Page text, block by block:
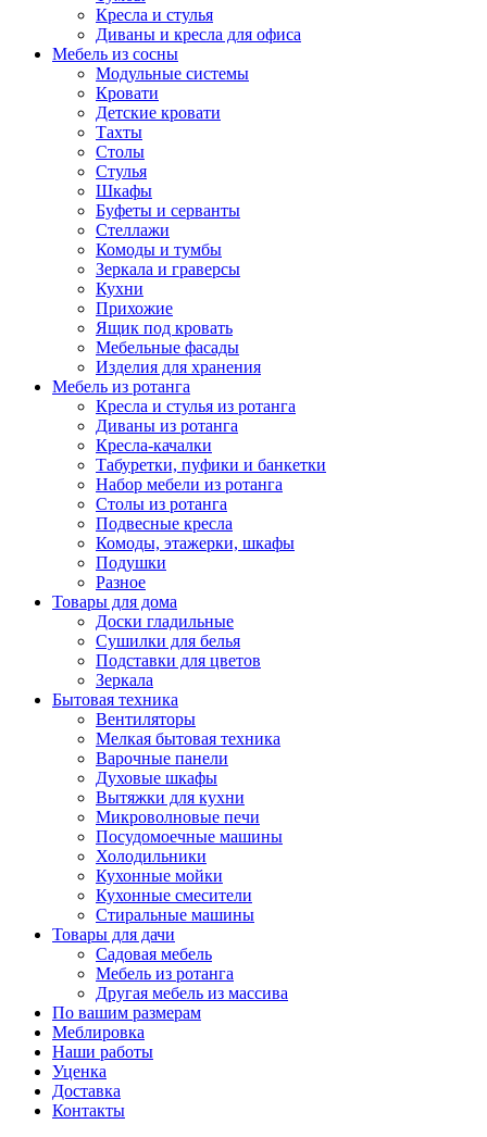
Кресла и стулья
Диваны и кресла для офиса
Мебель из сосны
Модульные системы
Кровати
Детские кровати
Тахты
Столы
Стулья
Шкафы
Буфеты и серванты
Стеллажи
Комоды и тумбы
Зеркала и граверсы
Кухни
Прихожие
Ящик под кровать
Мебельные фасады
Изделия для хранения
Мебель из ротанга
Кресла и стулья из ротанга
Диваны из ротанга
Кресла-качалки
Табуретки, пуфики и банкетки
Набор мебели из ротанга
Столы из ротанга
Подвесные кресла
Комоды, этажерки, шкафы
Подушки
Разное
Товары для дома
Доски гладильные
Сушилки для белья
Подставки для цветов
Зеркала
Бытовая техника
Вентиляторы
Мелкая бытовая техника
Варочные панели
Духовые шкафы
Вытяжки для кухни
Микроволновые печи
Посудомоечные машины
Холодильники
Кухонные мойки
Кухонные смесители
Стиральные машины
Товары для дачи
Садовая мебель
Мебель из ротанга
Другая мебель из массива
По вашим размерам
Меблировка
Наши работы
Уценка
Доставка
Контакты